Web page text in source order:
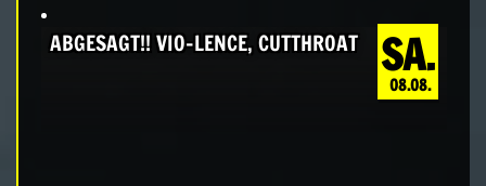
SA.
08.08.
ABGESAGT!! VIO-LENCE, CUTTHROAT